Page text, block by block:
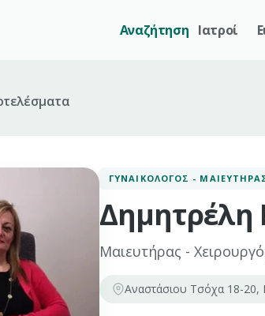
Αναζήτηση Ιατροί
ΓΥΝΑΙΚΟΛΌΓΟΣ -
Δημητρέλη
Μαιευτήρας -
Αναστάσιου Τσόχα 18-20,